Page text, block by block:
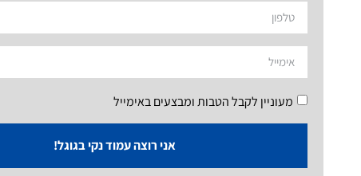
מעוניין לקבל הטבות ומבצעים באימייל
אני רוצה עמוד נקי בגוגל!